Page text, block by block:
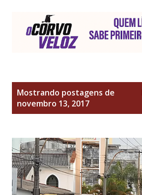
Mostrando postagens de
novembro 13, 2017